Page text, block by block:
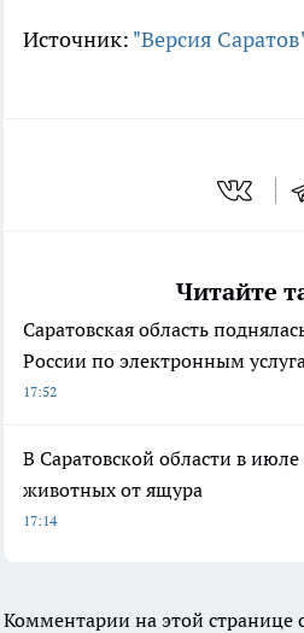
Источник: "Версия
Читайте
Саратовская область
России по электронным
17:52
В Саратовской области в
животных от ящура
17:14
Комментарии на этой странице